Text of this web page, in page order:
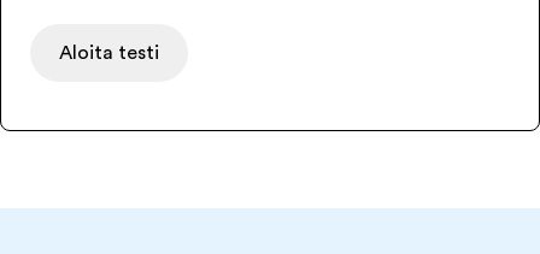
Aloita testi